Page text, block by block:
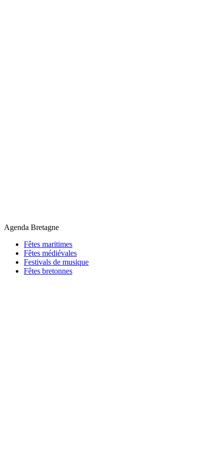
Agenda Bretagne
Fêtes maritimes
Fêtes médiévales
Festivals de musique
Fêtes bretonnes